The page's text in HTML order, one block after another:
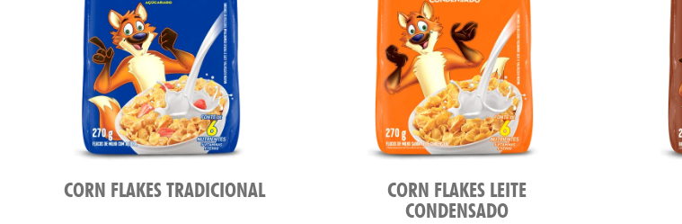
CORN FLAKES TRADICIONAL
CORN FLAKES LEITE
CONDENSADO